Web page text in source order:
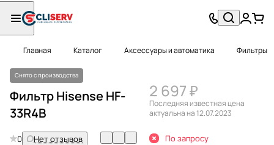
Главная Каталог Аксессуары и автоматика Фильтры
Снято с производства
Фильтр Hisense HF-
33R4B
0
Нет отзывов
2 697 ₽
Последняя известная цена
актуальна на 12.07.2023
По запросу